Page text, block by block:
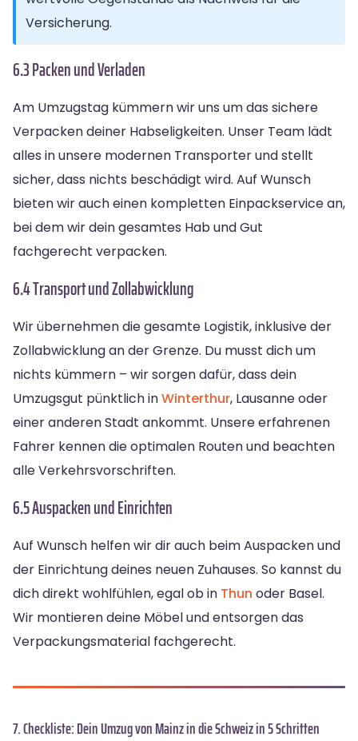
Versicherung.
6.3 Packen und Verladen
Am Umzugstag kümmern wir uns um das sichere
Verpacken deiner Habseligkeiten. Unser Team lädt
alles in unsere modernen Transporter und stellt
sicher, dass nichts beschädigt wird. Auf Wunsch
bieten wir auch einen kompletten Einpackservice an,
bei dem wir dein gesamtes Hab und Gut
fachgerecht verpacken.
6.4 Transport und Zollabwicklung
Wir übernehmen die gesamte Logistik, inklusive der
Zollabwicklung an der Grenze. Du musst dich um
nichts kümmern – wir sorgen dafür, dass dein
Umzugsgut pünktlich inWinterthur, Lausanne oder
einer anderen Stadt ankommt. Unsere erfahrenen
Fahrer kennen die optimalen Routen und beachten
alle Verkehrsvorschriften.
6.5 Auspacken und Einrichten
Auf Wunsch helfen wir dir auch beim Auspacken und
der Einrichtung deines neuen Zuhauses. So kannst du
dich direkt wohlfühlen, egal ob in Thun oder Basel.
Wir montieren deine Möbel und entsorgen das
Verpackungsmaterial fachgerecht.
7. Checkliste: Dein Umzug von Mainz in die Schweiz in 5 Schritten